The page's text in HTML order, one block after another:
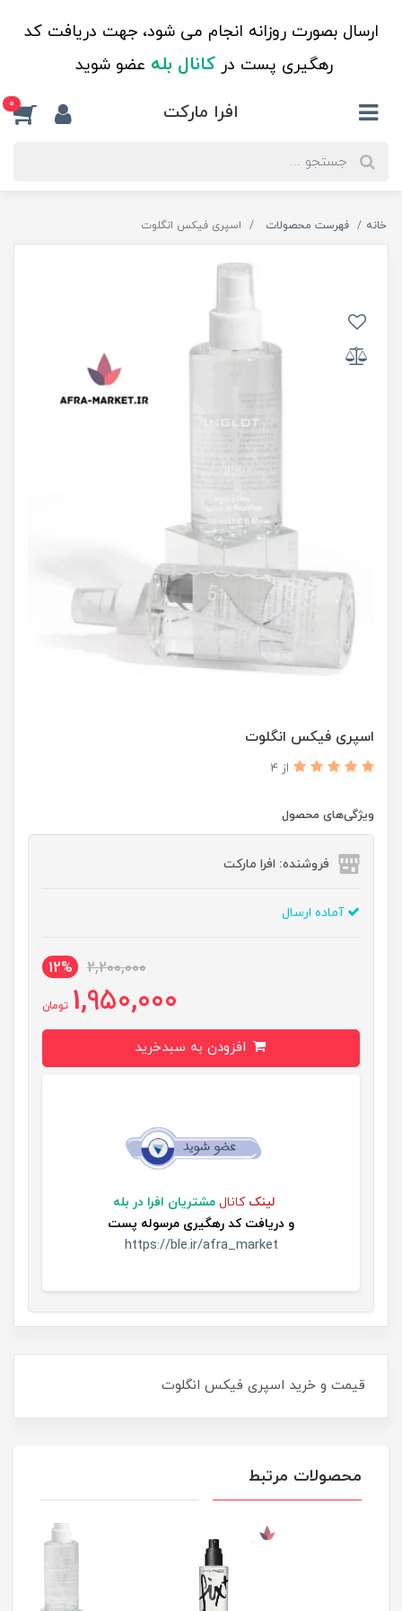
ارسال بصورت روزانه انجام می شود، جهت دریافت کد
رهگیری پست درکانال بله عضو شوید
افرا مارکت 0
خانه فهرست محصولات اسپری فیکس انگلوت
اسپری فیکس انگلوت
از 4
ویژگی‌های محصول
فروشنده: افرا مارکت
آماده ارسال
2,200,000
12%
1,950,000 تومان
لینک کانال مشتریان افرا در بله
و دریافت کد رهگیری مرسوله پست
https://ble.ir/afra_market
قیمت و خرید اسپری فیکس انگلوت
محصولات مرتبط